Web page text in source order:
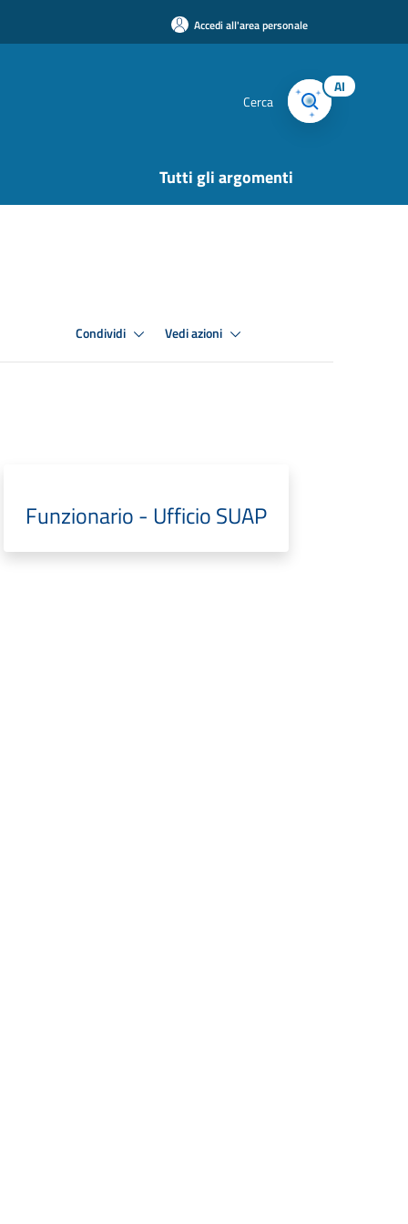
Accedi all'area personale
Cerca
AI
Tutti gli argomenti
Condividi Vedi azioni
Funzionario - Ufficio SUAP